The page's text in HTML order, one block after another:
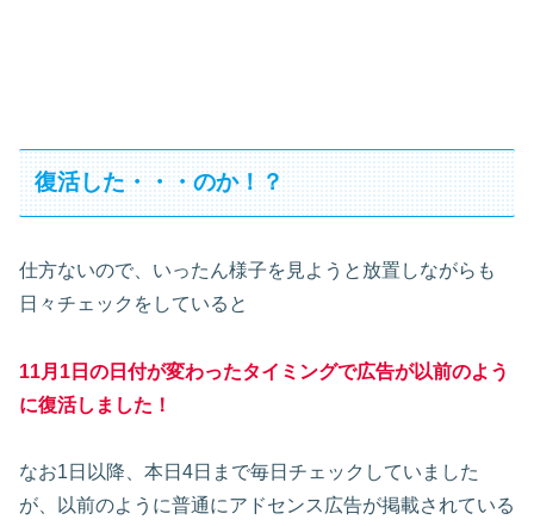
復活した・・・のか！？
仕方ないので、いったん様子を見ようと放置しながらも
日々チェックをしていると
11月1日の日付が変わったタイミングで広告が以前のよう
に復活しました！
なお1日以降、本日4日まで毎日チェックしていました
が、以前のように普通にアドセンス広告が掲載されている